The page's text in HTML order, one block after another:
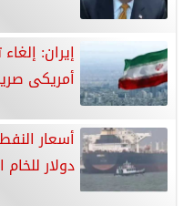
إيران:
أمريكى
دولار